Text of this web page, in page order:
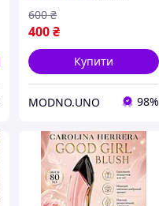
400₴
600 ₴
Купити
MODNO.UNO 98%